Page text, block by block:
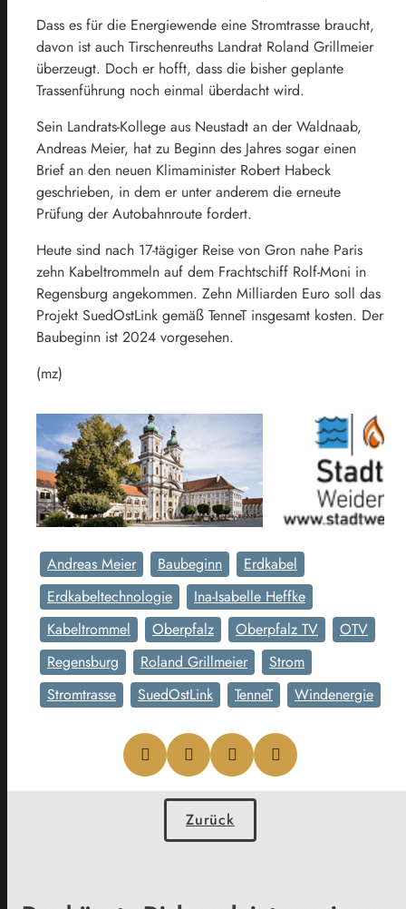
Dass es für die Energiewende eine Stromtrasse braucht,
davon ist auch Tirschenreuths Landrat Roland Grillmeier
überzeugt. Doch er hofft, dass die bisher geplante
Trassenführung noch einmal überdacht wird.
Sein Landrats-Kollege aus Neustadt an der Waldnaab,
Andreas Meier, hat zu Beginn des Jahres sogar einen
Brief an den neuen Klimaminister Robert Habeck
geschrieben, in dem er unter anderem die erneute
Prüfung der Autobahnroute fordert.
Heute sind nach 17-tägiger Reise von Gron nahe Paris
zehn Kabeltrommeln auf dem Frachtschiff Rolf-Moni in
Regensburg angekommen. Zehn Milliarden Euro soll das
Projekt SuedOstLink gemäß TenneT insgesamt kosten. Der
Baubeginn ist 2024 vorgesehen.
(mz)
Andreas Meier Baubeginn
Erdkabel
Erdkabeltechnologie
Ina-Isabelle Heffke
Kabeltrommel
Oberpfalz Oberpfalz TV
OTV
Regensburg
Roland Grillmeier
Strom
Stromtrasse
SuedOstLink TenneT Windenergie
Zurück